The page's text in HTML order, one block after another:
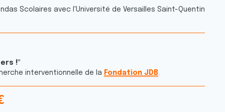
Scolaires avec l'Université de Versailles Saint-Quentin
!"
interventionnelle de la Fondation JDB.